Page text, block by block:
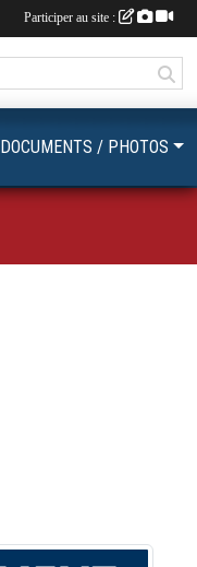
DOCUMENTS / PHOTOS
Participer au site :